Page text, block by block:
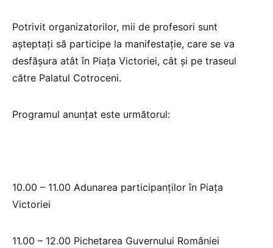
Potrivit organizatorilor, mii de profesori sunt
așteptați să participe la manifestație, care se va
desfășura atât în Piața Victoriei, cât și pe traseul
către Palatul Cotroceni.
Programul anunțat este următorul:
10.00 – 11.00 Adunarea participanților în Piața
Victoriei
11.00 – 12.00 Pichetarea Guvernului României